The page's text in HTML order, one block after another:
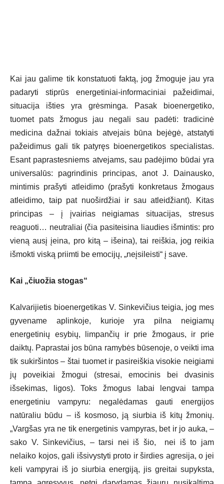
Kai jau galime tik konstatuoti faktą, jog žmoguje jau yra
padaryti stiprūs energetiniai-informaciniai pažeidimai,
situacija išties yra grėsminga. Pasak bioenergetiko,
tuomet pats žmogus jau negali sau padėti: tradicinė
medicina dažnai tokiais atvejais būna bejėgė, atstatyti
pažeidimus gali tik patyręs bioenergetikos specialistas.
Esant paprastesniems atvejams, sau padėjimo būdai yra
universalūs: pagrindinis principas, anot J. Dainausko,
mintimis prašyti atleidimo (prašyti konkretaus žmogaus
atleidimo, taip pat nuoširdžiai ir sau atleidžiant). Kitas
principas – į įvairias neigiamas situacijas, stresus
reaguoti… neutraliai (čia pasiteisina liaudies išmintis: pro
vieną ausį įeina, pro kitą – išeina), tai reiškia, jog reikia
išmokti viską priimti be emocijų, „neįsileisti“ į save.
Kai „čiuožia stogas“
Kalvarijietis bioenergetikas V. Sinkevičius teigia, jog mes
gyvename aplinkoje, kurioje yra pilna neigiamų
energetinių esybių, limpančių ir prie žmogaus, ir prie
daiktų. Paprastai jos būna ramybės būsenoje, o veikti ima
tik sukiršintos – štai tuomet ir pasireiškia visokie neigiami
jų poveikiai žmogui (stresai, emocinis bei dvasinis
išsekimas, ligos). Toks žmogus labai lengvai tampa
energetiniu vampyru: negalėdamas gauti energijos
natūraliu būdu – iš kosmoso, ją siurbia iš kitų žmonių.
„Vargšas yra ne tik energetinis vampyras, bet ir jo auka, –
sako V. Sinkevičius, – tarsi nei iš šio, nei iš to jam
nelaiko kojos, gali išsivystyti proto ir širdies agresija, o jei
keli vampyrai iš jo siurbia energiją, jis greitai supyksta,